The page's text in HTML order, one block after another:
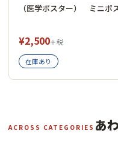
（医学ポスター） ミニ
¥2,500＋税
在庫あり
ACROSS CATEGORIES あ